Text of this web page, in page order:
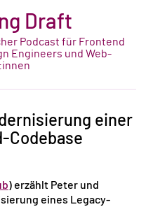
Draft
Podcast für Frontend
Engineers und Web-
einer
Codebase
) erzählt Peter und
eines Legacy-